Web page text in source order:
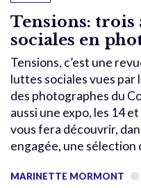
Tensions: trois
sociales en
Tensions, c’est une
luttes sociales vues par
des photographes du
aussi une expo, les 14
vous fera découvrir,
engagée, une sélection
MARINETTE MORMONT